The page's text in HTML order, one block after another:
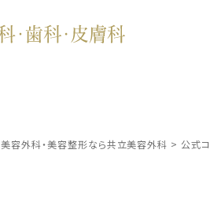
美容外科・美容整形なら共立美容外科 > 公式